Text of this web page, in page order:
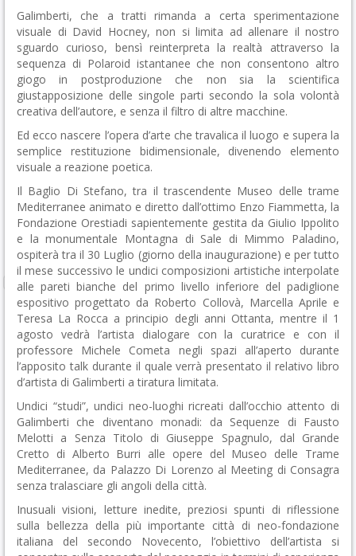
Galimberti, che a tratti rimanda a certa sperimentazione
visuale di David Hocney, non si limita ad allenare il nostro
sguardo curioso, bensì reinterpreta la realtà attraverso la
sequenza di Polaroid istantanee che non consentono altro
giogo in postproduzione che non sia la scientifica
giustapposizione delle singole parti secondo la sola volontà
creativa dell’autore, e senza il filtro di altre macchine.
Ed ecco nascere l’opera d’arte che travalica il luogo e supera la
semplice restituzione bidimensionale, divenendo elemento
visuale a reazione poetica.
Il Baglio Di Stefano, tra il trascendente Museo delle trame
Mediterranee animato e diretto dall’ottimo Enzo Fiammetta, la
Fondazione Orestiadi sapientemente gestita da Giulio Ippolito
e la monumentale Montagna di Sale di Mimmo Paladino,
ospiterà tra il 30 Luglio (giorno della inaugurazione) e per tutto
il mese successivo le undici composizioni artistiche interpolate
alle pareti bianche del primo livello inferiore del padiglione
espositivo progettato da Roberto Collovà, Marcella Aprile e
Teresa La Rocca a principio degli anni Ottanta, mentre il 1
agosto vedrà l’artista dialogare con la curatrice e con il
professore Michele Cometa negli spazi all’aperto durante
l’apposito talk durante il quale verrà presentato il relativo libro
d’artista di Galimberti a tiratura limitata.
Undici “studi”, undici neo-luoghi ricreati dall’occhio attento di
Galimberti che diventano monadi: da Sequenze di Fausto
Melotti a Senza Titolo di Giuseppe Spagnulo, dal Grande
Cretto di Alberto Burri alle opere del Museo delle Trame
Mediterranee, da Palazzo Di Lorenzo al Meeting di Consagra
senza tralasciare gli angoli della città.
Inusuali visioni, letture inedite, preziosi spunti di riflessione
sulla bellezza della più importante città di neo-fondazione
italiana del secondo Novecento, l’obiettivo dell’artista si